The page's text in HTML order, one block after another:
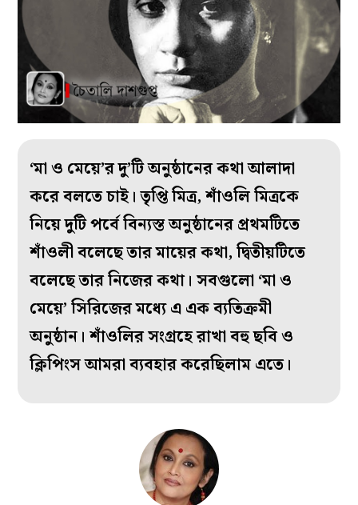
‘মা ও মেয়ে’র দু’টি অনুষ্ঠানের কথা আলাদা
করে বলতে চাই। তৃপ্তি মিত্র, শাঁওলি মিত্রকে
নিয়ে দুটি পর্বে বিন্যস্ত অনুষ্ঠানের প্রথমটিতে
শাঁওলী বলেছে তার মায়ের কথা, দ্বিতীয়টিতে
বলেছে তার নিজের কথা। সবগুলো ‘মা ও
মেয়ে’ সিরিজের মধ্যে এ এক ব্যতিক্রমী
অনুষ্ঠান। শাঁওলির সংগ্রহে রাখা বহু ছবি ও
ক্লিপিংস আমরা ব্যবহার করেছিলাম এতে।